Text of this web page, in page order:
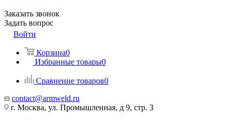
Заказать звонок
Задать вопрос
Войти
Корзина0
Избранные товары0
Сравнение товаров0
contact@armweld.ru
г. Москва, ул. Промышленная, д 9, стр. 3